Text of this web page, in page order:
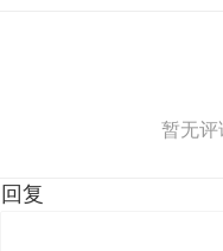
暂无评
回复